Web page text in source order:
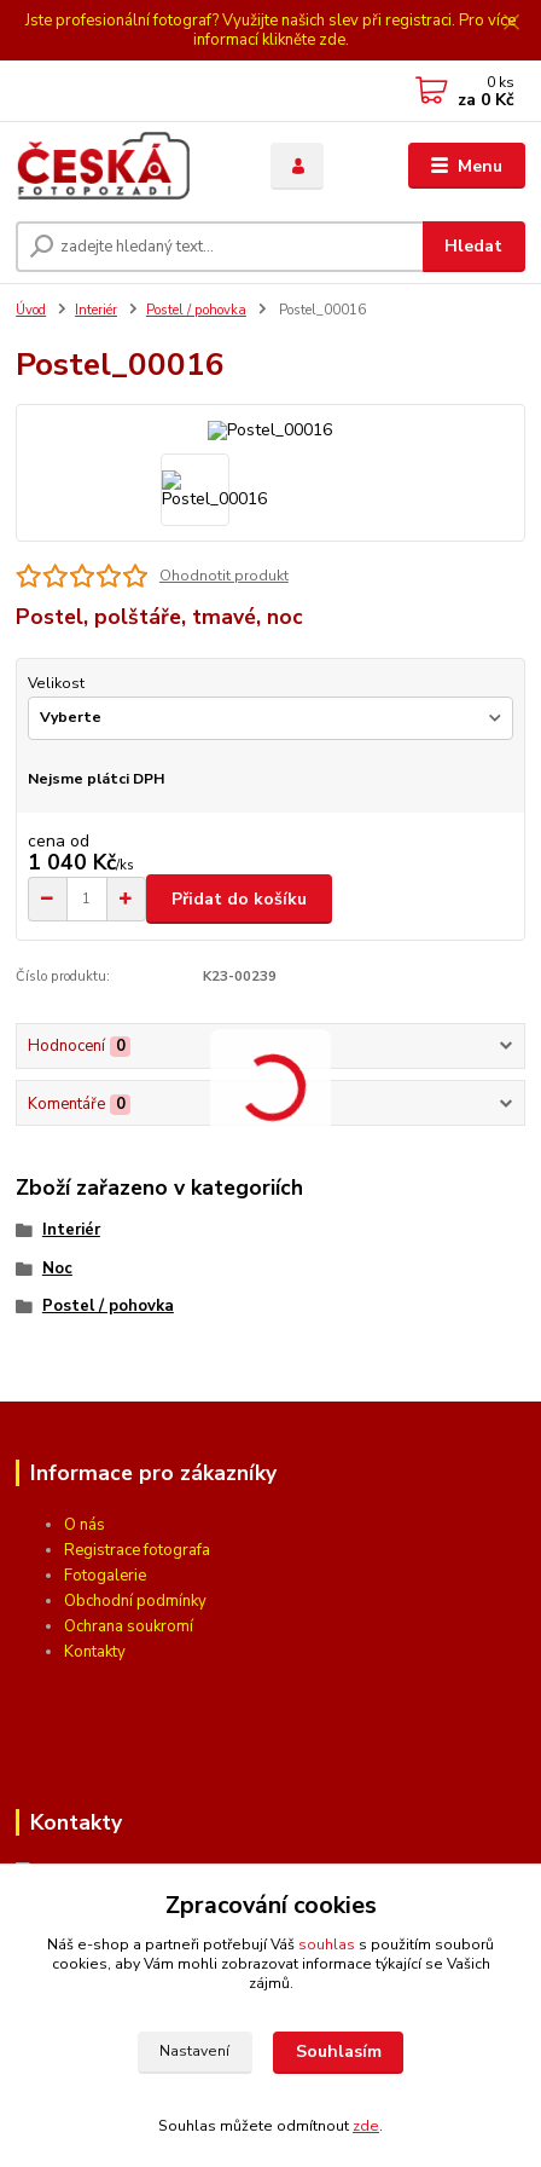
Jste profesionální fotograf? Využijte našich slev při registraci. Pro více
informací klikněte zde.
Menu
Hledat
0 ks
za 0 Kč
Úvod Interiér Postel / pohovka Postel_00016
Postel_00016
Ohodnotit produkt
Postel, polštáře, tmavé, noc
Velikost
Nejsme plátci DPH
cena od
1 040 Kč/ks
Přidat do košíku
Číslo produktu: K23-00239
Hodnocení 0
Komentáře 0
Zboží zařazeno v kategoriích
Interiér
Noc
Postel / pohovka
Informace pro zákazníky
O nás
Registrace fotografa
Fotogalerie
Obchodní podmínky
Ochrana soukromí
Kontakty
Kontakty
(Po-Pá, 10 - 16 hod.)
info@ceskafotopozadi.cz
Zpracování cookies
Náš e-shop a partneři potřebují Váš souhlas s použitím souborů
cookies, aby Vám mohli zobrazovat informace týkající se Vašich
zájmů.
Nastavení Souhlasím
Souhlas můžete odmítnout zde.